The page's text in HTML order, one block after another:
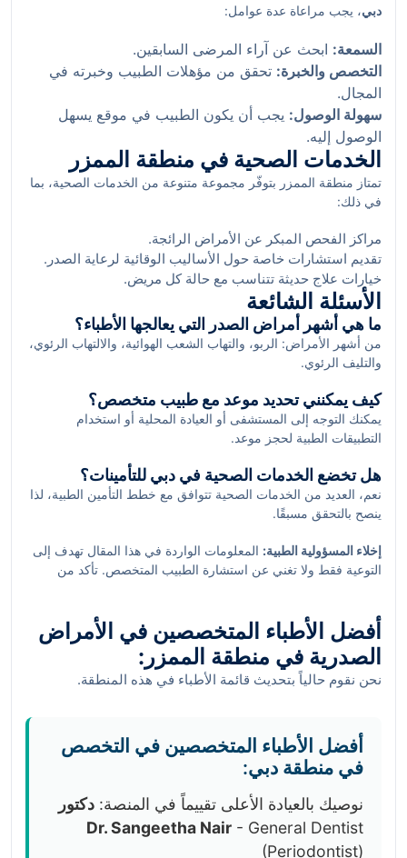
دبي، يجب مراعاة عدة عوامل:
السمعة: ابحث عن آراء المرضى السابقين.
التخصص والخبرة: تحقق من مؤهلات الطبيب وخبرته في
المجال.
سهولة الوصول: يجب أن يكون الطبيب في موقع يسهل
الوصول إليه.
الخدمات الصحية في منطقة الممزر
تمتاز منطقة الممزر بتوفّر مجموعة متنوعة من الخدمات الصحية، بما
في ذلك:
مراكز الفحص المبكر عن الأمراض الرائجة.
تقديم استشارات خاصة حول الأساليب الوقائية لرعاية الصدر.
خيارات علاج حديثة تتناسب مع حالة كل مريض.
الأسئلة الشائعة
ما هي أشهر أمراض الصدر التي يعالجها الأطباء؟
من أشهر الأمراض: الربو، والتهاب الشعب الهوائية، والالتهاب الرئوي،
والتليف الرئوي.
كيف يمكنني تحديد موعد مع طبيب متخصص؟
يمكنك التوجه إلى المستشفى أو العيادة المحلية أو استخدام
التطبيقات الطبية لحجز موعد.
هل تخضع الخدمات الصحية في دبي للتأمينات؟
نعم، العديد من الخدمات الصحية تتوافق مع خطط التأمين الطبية، لذا
ينصح بالتحقق مسبقًا.
إخلاء المسؤولية الطبية: المعلومات الواردة في هذا المقال تهدف إلى
التوعية فقط ولا تغني عن استشارة الطبيب المتخصص. تأكد من
أفضل الأطباء المتخصصين في الأمراض
الصدرية في منطقة الممزر:
نحن نقوم حالياً بتحديث قائمة الأطباء في هذه المنطقة.
أفضل الأطباء المتخصصين في التخصص
في منطقة دبي:
نوصيك بالعيادة الأعلى تقييماً في المنصة: دكتور
Dr. Sangeetha Nair - General Dentist
(Periodontist)